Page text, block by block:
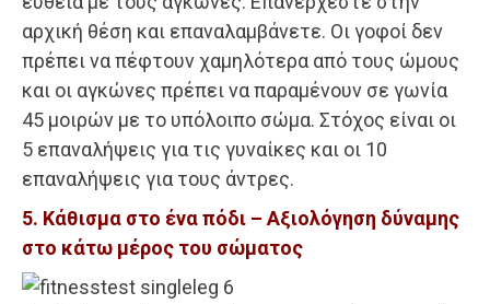
αρχική θέση και επαναλαμβάνετε. Οι γοφοί δεν
πρέπει να πέφτουν χαμηλότερα από τους ώμους
και οι αγκώνες πρέπει να παραμένουν σε γωνία
45 μοιρών με το υπόλοιπο σώμα. Στόχος είναι οι
5 επαναλήψεις για τις γυναίκες και οι 10
επαναλήψεις για τους άντρες.
5. Κάθισμα στο ένα πόδι – Αξιολόγηση δύναμης
στο κάτω μέρος του σώματος